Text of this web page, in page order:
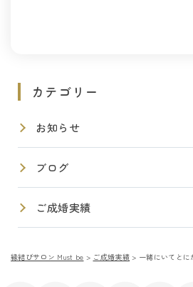
カテゴリー
お知らせ
ブログ
ご成婚実績
縁結びサロン Must be > ご成婚実績 > 一緒にいてとに